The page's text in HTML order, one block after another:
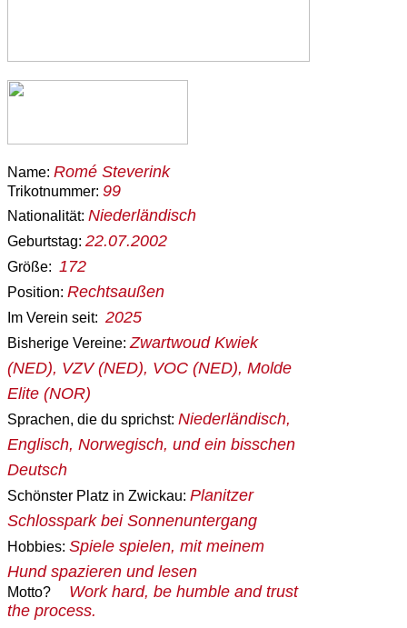
Name: Romé Steverink
Trikotnummer: 99
Nationalität: Niederländisch
Geburtstag: 22.07.2002
Größe: 172
Position: Rechtsaußen
Im Verein seit: 2025
Bisherige Vereine: Zwartwoud Kwiek
(NED), VZV (NED), VOC (NED), Molde
Elite (NOR)
Sprachen, die du sprichst: Niederländisch,
Englisch, Norwegisch, und ein bisschen
Deutsch
Schönster Platz in Zwickau: Planitzer
Schlosspark bei Sonnenuntergang
Hobbies: Spiele spielen, mit meinem
Hund spazieren und lesen
Motto? Work hard, be humble and trust
the process.